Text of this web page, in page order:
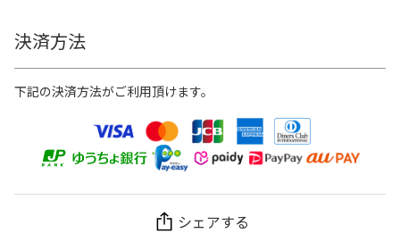
決済方法
下記の決済方法がご利用頂けます。
シェアする